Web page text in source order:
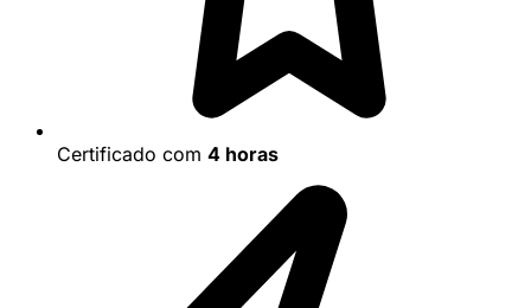
Certificado com 4 horas